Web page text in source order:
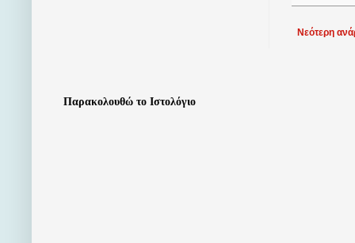
Νεότερη
Παρακολουθώ το Ιστολόγιο